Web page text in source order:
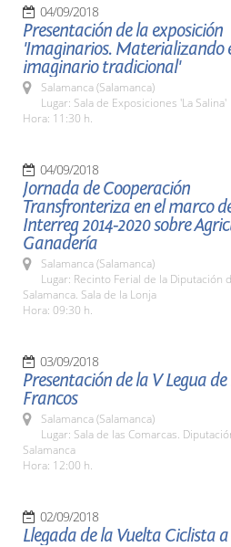
04/09/2018
Presentación de la exposición
'Imaginarios. Materializando
imaginario tradicional'
Salamanca (Salamanca)
Lugar: Sala de Exposiciones 'La Salina'
Hora: 11:30 h.
04/09/2018
Jornada de Cooperación
Transfronteriza en el marco
Interreg 2014-2020 sobre
Ganadería
Salamanca (Salamanca)
Lugar: Recinto Ferial de la Diputación
Salamanca. Sala de la Lonja
Hora: 09:30 h.
03/09/2018
Presentación de la V Legua
Francos
Salamanca (Salamanca)
Lugar: Sala de las Comarcas.
Salamanca
Hora: 12:00 h.
02/09/2018
Llegada de la Vuelta Ciclista